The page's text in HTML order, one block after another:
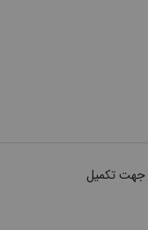
جهت تکمیل